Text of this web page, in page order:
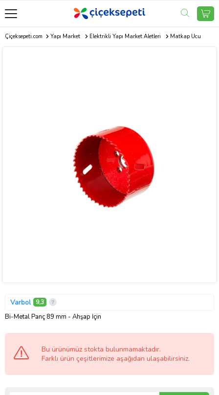
Çiçeksepeti.com Yapı Market Elektrikli Yapı Market Aletleri Matkap Ucu
Varbol 9,3
Bi-Metal Panç 89 mm - Ahşap İçin
Bu ürünümüz stokta bulunmamaktadır.
Farklı ürün çeşitlerimize aşağıdan ulaşabilirsiniz.